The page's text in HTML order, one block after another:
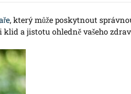
, který může poskytnout
a jistotu ohledně vašeho